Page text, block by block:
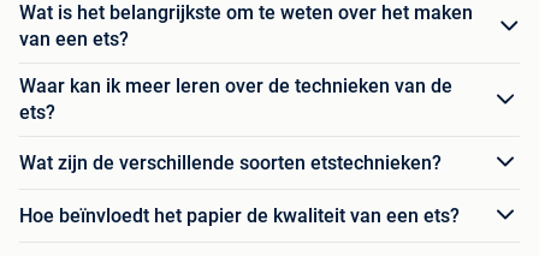
Wat is het belangrijkste om te weten over het maken
van een ets?
Waar kan ik meer leren over de technieken van de
ets?
Wat zijn de verschillende soorten etstechnieken?
Hoe beïnvloedt het papier de kwaliteit van een ets?